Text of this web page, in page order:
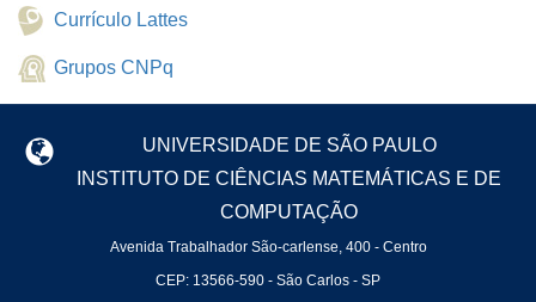
Currículo Lattes
Grupos CNPq
UNIVERSIDADE DE SÃO PAULO
INSTITUTO DE CIÊNCIAS MATEMÁTICAS E DE
COMPUTAÇÃO
Avenida Trabalhador São-carlense, 400 - Centro
CEP: 13566-590 - São Carlos - SP